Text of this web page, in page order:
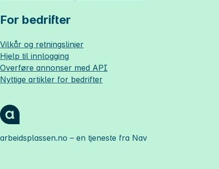
For bedrifter
Vilkår og retningslinjer
Hjelp til innlogging
Overføre annonser med API
Nyttige artikler for bedrifter
arbeidsplassen.no – en tjeneste fra Nav